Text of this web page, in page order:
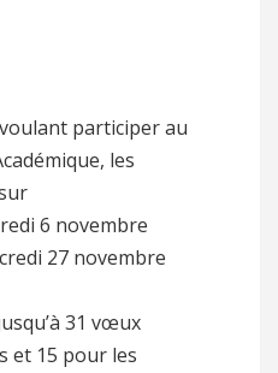
participer au
les
6 novembre
27 novembre
31 vœux
et 15 pour les